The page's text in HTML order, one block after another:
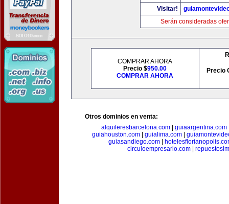
Visitar!
Serán consideradas
COMPRAR AHORA
Precio $950.00
COMPRAR AHORA
Precio
Otros dominios en venta:
alquileresbarcelona.com| guiaargentina.com
guiahouston.com| guialima.com|
guiasandiego.com
circuloempresario.com